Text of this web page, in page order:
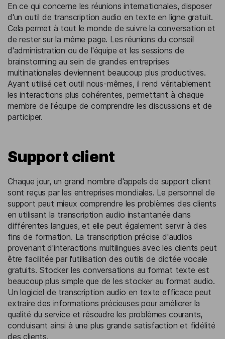
En ce qui concerne les réunions internationales, disposer
d'un outil de transcription audio en texte en ligne gratuit.
Cela permet à tout le monde de suivre la conversation et
de rester sur la même page. Les réunions du conseil
d'administration ou de l'équipe et les sessions de
brainstorming au sein de grandes entreprises
multinationales deviennent beaucoup plus productives.
Ayant utilisé cet outil nous-mêmes, il rend véritablement
les interactions plus cohérentes, permettant à chaque
membre de l'équipe de comprendre les discussions et de
participer.
Support client
Chaque jour, un grand nombre d'appels de support client
sont reçus par les entreprises mondiales. Le personnel de
support peut mieux comprendre les problèmes des clients
en utilisant la transcription audio instantanée dans
différentes langues, et elle peut également servir à des
fins de formation. La transcription précise d'audios
provenant d'interactions multilingues avec les clients peut
être facilitée par l'utilisation des outils de dictée vocale
gratuits. Stocker les conversations au format texte est
beaucoup plus simple que de les stocker au format audio.
Un logiciel de transcription audio en texte efficace peut
extraire des informations précieuses pour améliorer la
qualité du service et résoudre les problèmes courants,
conduisant ainsi à une plus grande satisfaction et fidélité
des clients.